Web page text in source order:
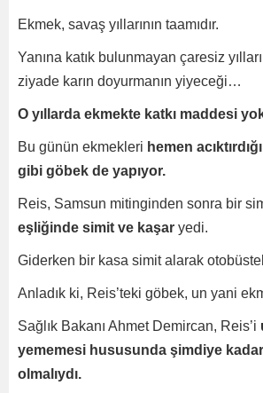
Ekmek, savaş yıllarının taamıdır.
Yanına katık bulunmayan çaresiz
ziyade karın doyurmanın yiyeceği…
O yıllarda ekmekte katkı maddesi
Bu günün ekmekleri hemen
gibi göbek de yapıyor.
Reis, Samsun mitinginden sonra bir
eşliğinde simit ve kaşar yedi.
Giderken bir kasa simit alarak
Anladık ki, Reis’teki göbek, un yani
Sağlık Bakanı Ahmet Demircan, Reis’i
yememesi hususunda şimdiye
olmalıydı.